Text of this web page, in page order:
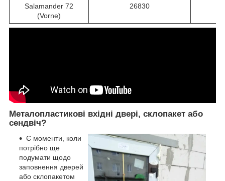
Salamander 72
(Vorne)
26830
Металопластикові вхідні двері, склопакет або
сендвіч?
Є моменти, коли
потрібно ще
подумати щодо
заповнення дверей
або склопакетом